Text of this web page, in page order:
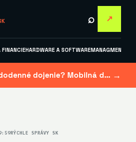
⌕ ↗
HARDWARE A SOFTWAREMANAGMENT A
Ako si uľahčiť každodenné dojenie? Mobilná dojačka šetrí čas aj námahu →
RÝCHLE SPRÁVY SK